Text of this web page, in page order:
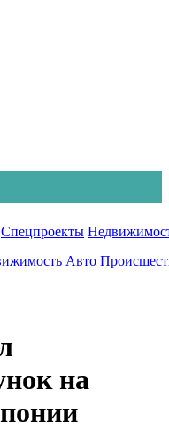
Спецпроекты
Авто
на